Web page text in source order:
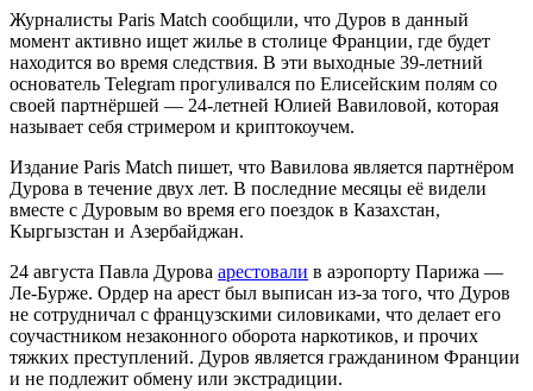
Журналисты Paris Match сообщили, что Дуров в данный
момент активно ищет жилье в столице Франции, где будет
находится во время следствия. В эти выходные 39-летний
основатель Telegram прогуливался по Елисейским полям со
своей партнёршей — 24-летней Юлией Вавиловой, которая
называет себя стримером и криптокоучем.
Издание Paris Match пишет, что Вавилова является партнёром
Дурова в течение двух лет. В последние месяцы её видели
вместе с Дуровым во время его поездок в Казахстан,
Кыргызстан и Азербайджан.
24 августа Павла Дурова арестовали в аэропорту Парижа —
Ле-Бурже. Ордер на арест был выписан из-за того, что Дуров
не сотрудничал с французскими силовиками, что делает его
соучастником незаконного оборота наркотиков, и прочих
тяжких преступлений. Дуров является гражданином Франции
и не подлежит обмену или экстрадиции.